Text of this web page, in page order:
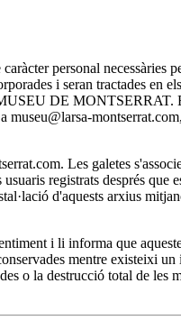
personal necessàries
i seran tractades
DE MONTSERRAT.
museu@larsa-
Les galetes
registrats després que
d'aquests arxius
i li informa que
mentre existeixi
o la destrucció total de les